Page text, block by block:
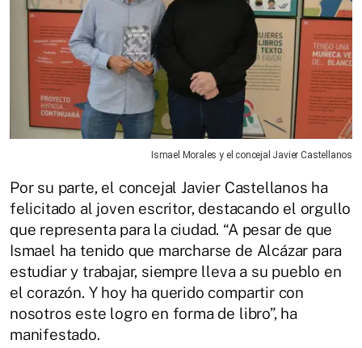
Ismael Morales y el concejal Javier Castellanos
Por su parte, el concejal Javier Castellanos ha
felicitado al joven escritor, destacando el orgullo
que representa para la ciudad. “A pesar de que
Ismael ha tenido que marcharse de Alcázar para
estudiar y trabajar, siempre lleva a su pueblo en
el corazón. Y hoy ha querido compartir con
nosotros este logro en forma de libro”, ha
manifestado.